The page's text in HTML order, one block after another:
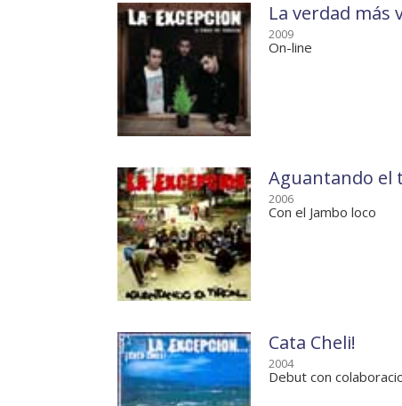
La verdad más
2009
On-line
Aguantando el
2006
Con el Jambo loco
Cata Cheli!
2004
Debut con